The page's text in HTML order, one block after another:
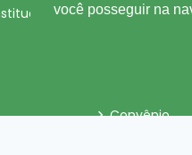
Perguntas e
Sigilo de
Convênio
você posseguir na